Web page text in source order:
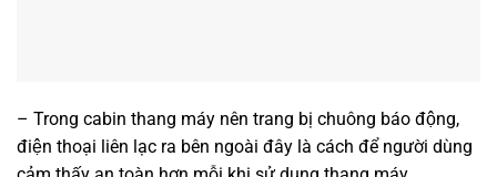
– Trong cabin thang máy nên trang bị chuông báo động,
điện thoại liên lạc ra bên ngoài đây là cách để người dùng